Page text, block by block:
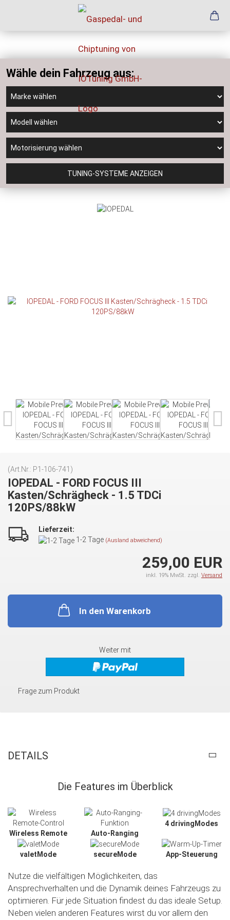
Wähle dein Fahrzeug aus:
TUNING-SYSTEME ANZEIGEN
(Art.Nr.: P1-106-741 )
IOPEDAL - FORD FOCUS III
Kasten/Schrägheck - 1.5 TDCi
120PS/88kW
Lieferzeit:
1-2 Tage (Ausland abweichend)
259,00 EUR
inkl. 19% MwSt. zzgl. Versand
In den Warenkorb
Weiter mit
Frage zum Produkt
DETAILS
Die Features im Überblick
Wireless Remote Auto-Ranging
4 drivingModes
valetMode secureMode App-Steuerung
Nutze die vielfältigen Möglichkeiten, das
Ansprechverhalten und die Dynamik deines Fahrzeugs zu
optimieren. Für jede Situation findest du das ideale Setup.
Neben vielen anderen Features wirst du vor allem den